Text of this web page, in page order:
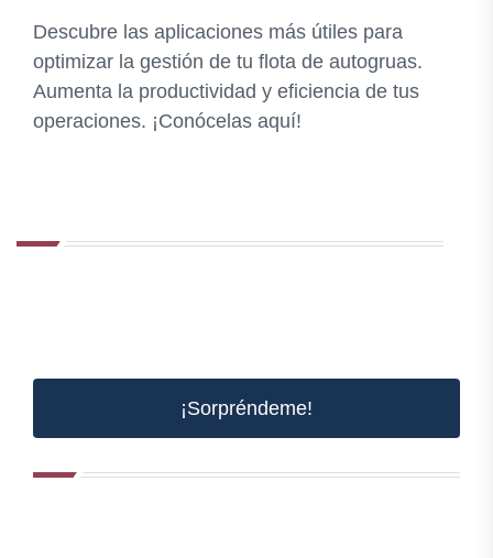
Descubre las aplicaciones más útiles para
optimizar la gestión de tu flota de autogruas.
Aumenta la productividad y eficiencia de tus
operaciones. ¡Conócelas aquí!
¡Sorpréndeme!